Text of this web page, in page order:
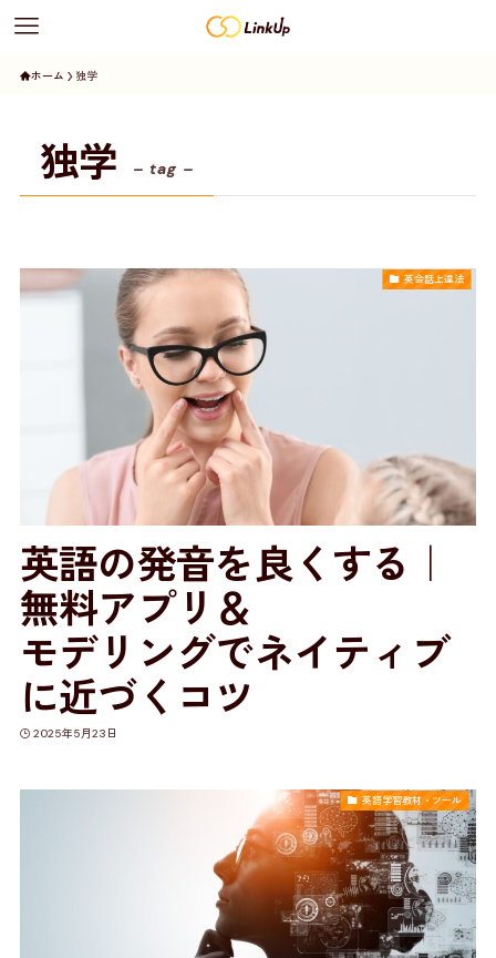
ホーム 独学
独学 – tag –
英会話上達法
英語の発音を良くする｜
無料アプリ＆
モデリングでネイティブ
に近づくコツ
2025年5月23日
英語学習教材・ツール